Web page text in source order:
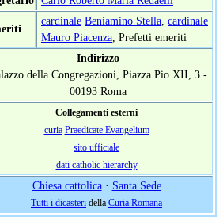
cardinale Beniamino Stella cardinale
Mauro Piacenza , Prefetti emeriti
Indirizzo
della Congregazioni, Piazza Pio XII, 3 -
00193 Roma
Collegamenti esterni
curia Praedicate Evangelium
sito ufficiale
dati catholic hierarchy
Chiesa cattolica· Santa Sede
Tutti i dicasteri della Curia Romana